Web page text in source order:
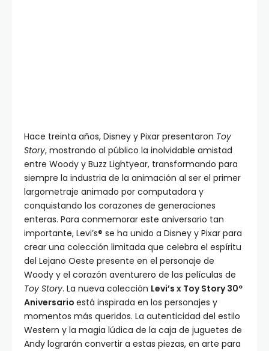
Hace treinta años, Disney y Pixar presentaron Toy
Story, mostrando al público la inolvidable amistad
entre Woody y Buzz Lightyear, transformando para
siempre la industria de la animación al ser el primer
largometraje animado por computadora y
conquistando los corazones de generaciones
enteras. Para conmemorar este aniversario tan
importante, Levi’s® se ha unido a Disney y Pixar para
crear una colección limitada que celebra el espíritu
del Lejano Oeste presente en el personaje de
Woody y el corazón aventurero de las películas de
Toy Story. La nueva colección Levi’s x Toy Story 30º
Aniversario está inspirada en los personajes y
momentos más queridos. La autenticidad del estilo
Western y la magia lúdica de la caja de juguetes de
Andy lograrán convertir a estas piezas, en arte para